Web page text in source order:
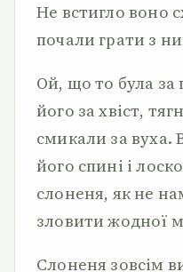
Не встигло воно
почали грати з
Ой, що то була за
його за хвіст,
смикали за вуха.
його спині і
слоненя, як не
зловити жодної
Слоненя зовсім